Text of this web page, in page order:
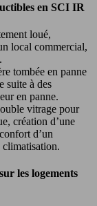
en SCI IR
loué,
local commercial,
tombée en panne
suite à des
en panne.
vitrage pour
création d’une
d’un
climatisation.
les logements